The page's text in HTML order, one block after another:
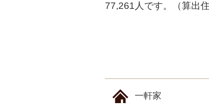
77,261 人です。（算出
一軒家